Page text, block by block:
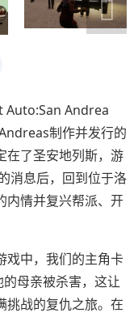
Auto:San Andrea
制作并发行的
在了圣安地列斯，游
消息后，回到位于洛
内情并复兴帮派、开
戏中，我们的主角卡
母亲被杀害，这让
挑战的复仇之旅。在